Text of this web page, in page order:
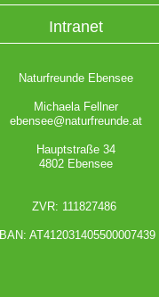
Intranet
Naturfreunde Ebensee
Michaela Fellner
ebensee@naturfreunde.at
Hauptstraße 34
4802 Ebensee
ZVR: 111827486
IBAN: AT412031405500007439